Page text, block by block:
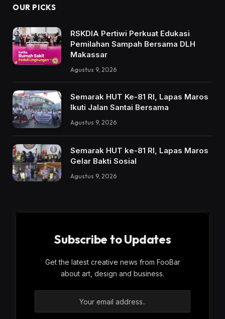
OUR PICKS
RSKDIA Pertiwi Perkuat Edukasi
Pemilahan Sampah Bersama DLH
Makassar
Agustus 9, 2026
Semarak HUT Ke-81 RI, Lapas Maros
Ikuti Jalan Santai Bersama
Agustus 9, 2026
Semarak HUT ke-81 RI, Lapas Maros
Gelar Bakti Sosial
Agustus 9, 2026
Subscribe to Updates
Get the latest creative news from FooBar
about art, design and business.